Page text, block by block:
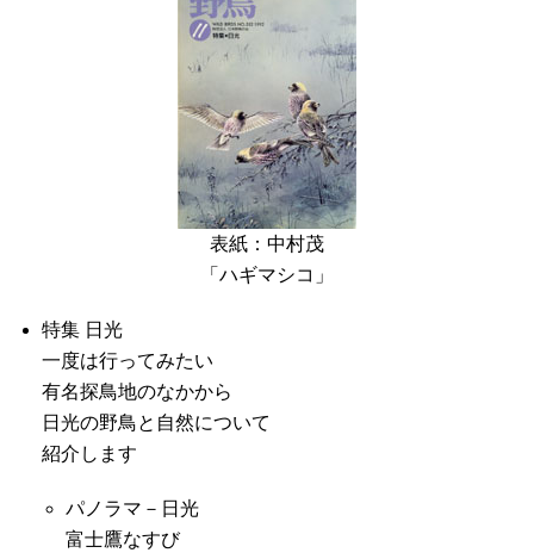
表紙：中村茂
「ハギマシコ」
特集 日光
一度は行ってみたい
有名探鳥地のなかから
日光の野鳥と自然について
紹介します
パノラマ－日光
富士鷹なすび